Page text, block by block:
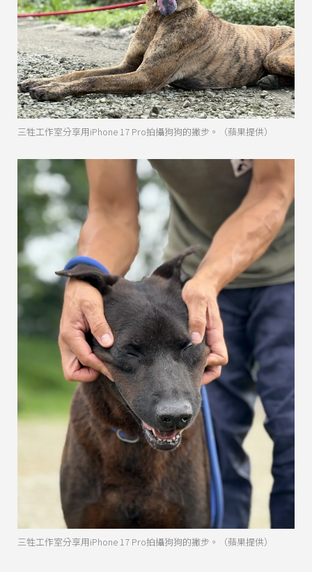
三牲工作室分享用iPhone 17 Pro拍攝狗狗的撇步。（蘋果提供）
三牲工作室分享用iPhone 17 Pro拍攝狗狗的撇步。（蘋果提供）